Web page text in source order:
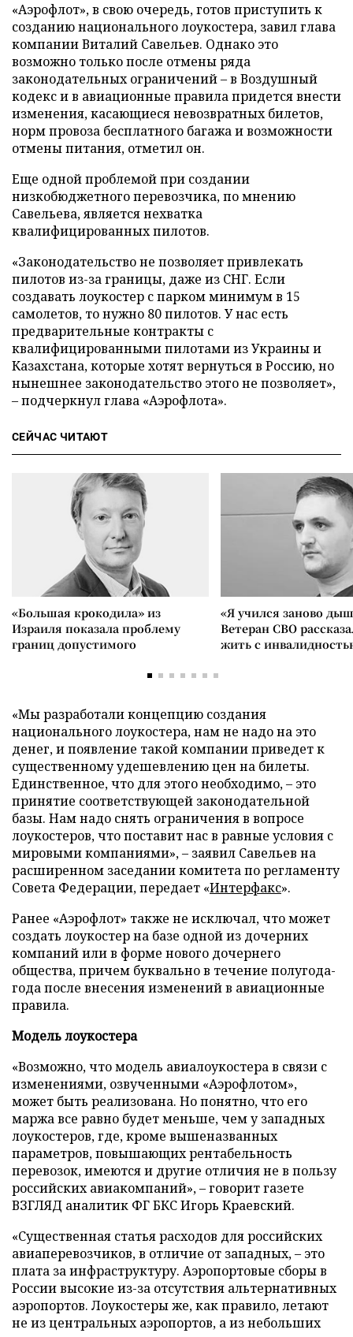
«Аэрофлот», в свою очередь, готов приступить к
созданию национального лоукостера, завил глава
компании Виталий Савельев. Однако это
возможно только после отмены ряда
законодательных ограничений – в Воздушный
кодекс и в авиационные правила придется внести
изменения, касающиеся невозвратных билетов,
норм провоза бесплатного багажа и возможности
отмены питания, отметил он.
Еще одной проблемой при создании
низкобюджетного перевозчика, по мнению
Савельева, является нехватка
квалифицированных пилотов.
«Законодательство не позволяет привлекать
пилотов из-за границы, даже из СНГ. Если
создавать лоукостер с парком минимум в 15
самолетов, то нужно 80 пилотов. У нас есть
предварительные контракты с
квалифицированными пилотами из Украины и
Казахстана, которые хотят вернуться в Россию, но
нынешнее законодательство этого не позволяет»,
– подчеркнул глава «Аэрофлота».
СЕЙЧАС ЧИТАЮТ
«Большая крокодила» из
Израиля показала проблему
границ допустимого
«Я учился заново
Ветеран СВО
жить с
«Мы разработали концепцию создания
национального лоукостера, нам не надо на это
денег, и появление такой компании приведет к
существенному удешевлению цен на билеты.
Единственное, что для этого необходимо, – это
принятие соответствующей законодательной
базы. Нам надо снять ограничения в вопросе
лоукостеров, что поставит нас в равные условия с
мировыми компаниями», – заявил Савельев на
расширенном заседании комитета по регламенту
Совета Федерации, передает «Интерфакс».
Ранее «Аэрофлот» также не исключал, что может
создать лоукостер на базе одной из дочерних
компаний или в форме нового дочернего
общества, причем буквально в течение полугода-
года после внесения изменений в авиационные
правила.
Модель лоукостера
«Возможно, что модель авиалоукостера в связи с
изменениями, озвученными «Аэрофлотом»,
может быть реализована. Но понятно, что его
маржа все равно будет меньше, чем у западных
лоукостеров, где, кроме вышеназванных
параметров, повышающих рентабельность
перевозок, имеются и другие отличия не в пользу
российских авиакомпаний», – говорит газете
ВЗГЛЯД аналитик ФГ БКС Игорь Краевский.
«Существенная статья расходов для российских
авиаперевозчиков, в отличие от западных, – это
плата за инфраструктуру. Аэропортовые сборы в
России высокие из-за отсутствия альтернативных
аэропортов. Лоукостеры же, как правило, летают
не из центральных аэропортов, а из небольших